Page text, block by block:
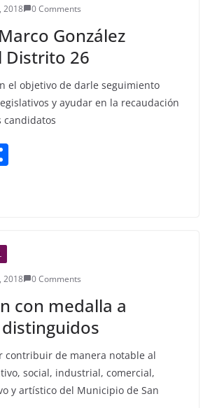
2018 0 Comments
González
Distrito 26
el objetivo de darle seguimiento
y ayudar en la recaudación
candidatos
2018 0 Comments
con medalla a
contribuir de manera notable al
social, industrial, comercial,
y artístico del Municipio de San